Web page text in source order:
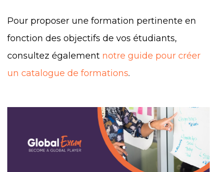
Pour proposer une formation pertinente en
fonction des objectifs de vos étudiants,
consultez également notre guide pour créer
un catalogue de formations.